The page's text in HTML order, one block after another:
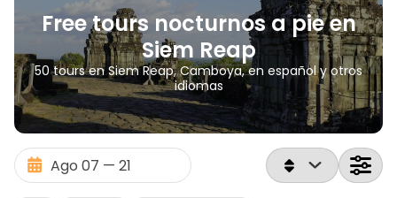
Free tours nocturnos a pie en
Siem Reap
50 tours en Siem Reap, Camboya, en español y otros
idiomas